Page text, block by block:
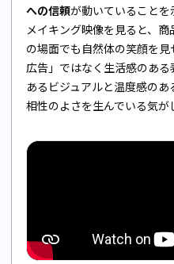
への信頼が動いていることを
メイキング映像を見ると、
の場面でも自然体の笑顔を
広告」ではなく生活感のあ
あるビジュアルと温度感の
相性のよさを生んでいる気が